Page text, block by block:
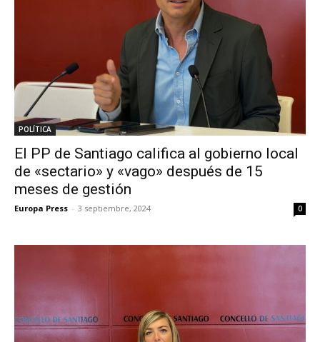
POLÍTICA
El PP de Santiago califica al gobierno local
de «sectario» y «vago» después de 15
meses de gestión
Europa Press - 3 septiembre, 2024 0